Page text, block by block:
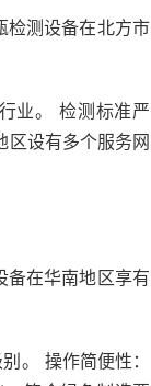
检测设备在北方市
业。 检测标准严
区设有多个服务网
备在华南地区享有
。 操作简便性：